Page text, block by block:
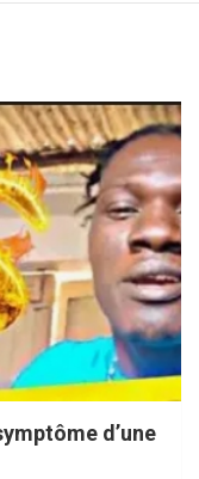
d’une